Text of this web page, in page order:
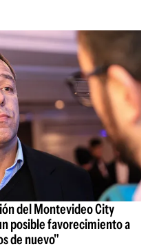
del Montevideo City
posible favorecimiento a
de nuevo"